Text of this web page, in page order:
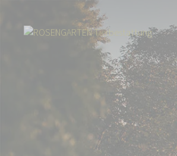
Pferdebestattung